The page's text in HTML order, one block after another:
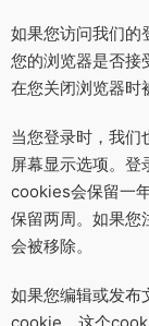
如果您访问我们的
您的浏览器是否
在您关闭浏览器时
当您登录时，我们
屏幕显示选项。
cookies会保留一
保留两周。如果
会被移除。
如果您编辑或发布